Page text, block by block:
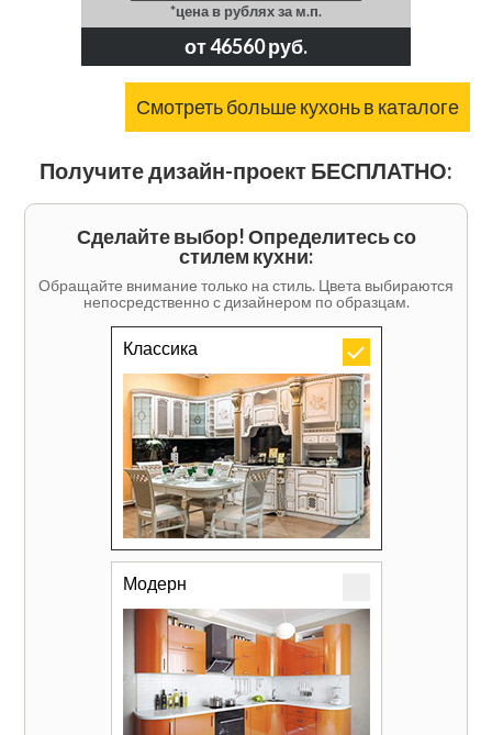
*цена в рублях за м.п.
от 46560 руб.
Смотреть больше кухонь в каталоге
Получите дизайн-проект БЕСПЛАТНО:
Сделайте выбор! Определитесь со
стилем кухни:
Обращайте внимание только на стиль. Цвета выбираются
непосредственно с дизайнером по образцам.
Классика
Модерн